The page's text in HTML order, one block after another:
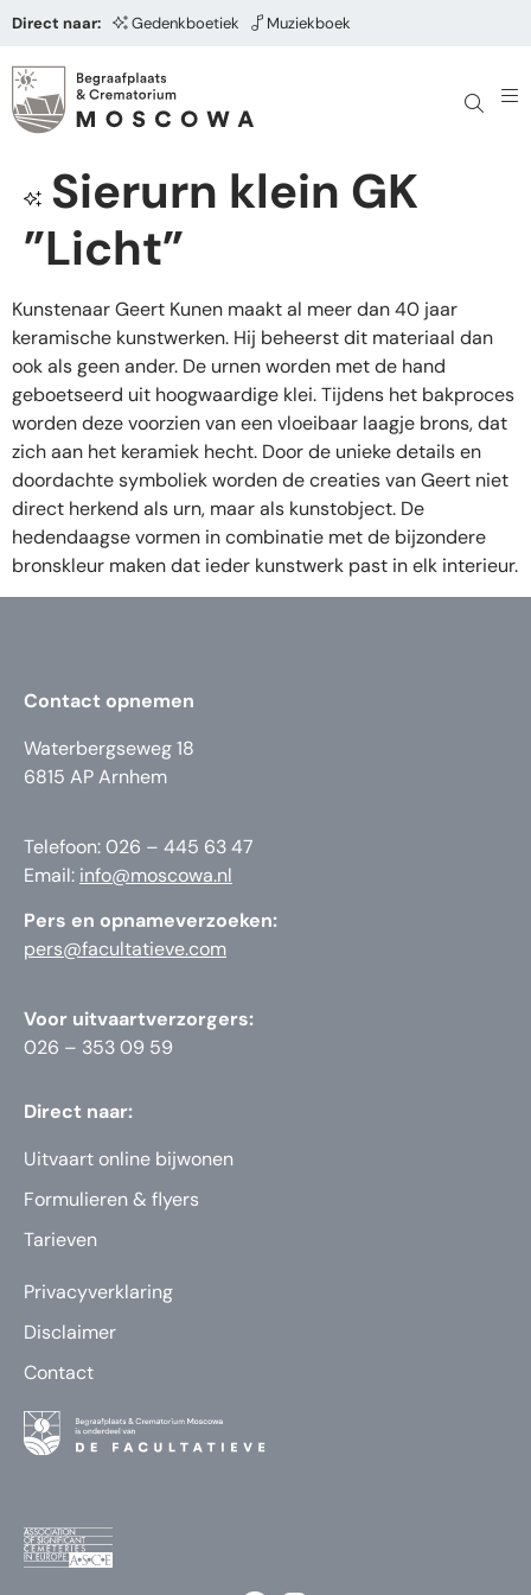
Direct naar: Gedenkboetiek Muziekboek
Sierurn klein GK
”Licht”
Kunstenaar Geert Kunen maakt al meer dan 40 jaar
keramische kunstwerken. Hij beheerst dit materiaal dan
ook als geen ander. De urnen worden met de hand
geboetseerd uit hoogwaardige klei. Tijdens het bakproces
worden deze voorzien van een vloeibaar laagje brons, dat
zich aan het keramiek hecht. Door de unieke details en
doordachte symboliek worden de creaties van Geert niet
direct herkend als urn, maar als kunstobject. De
hedendaagse vormen in combinatie met de bijzondere
bronskleur maken dat ieder kunstwerk past in elk interieur.
Contact opnemen
Waterbergseweg 18
6815 AP Arnhem
Telefoon: 026 – 445 63 47
Email: info@moscowa.nl
Pers en opnameverzoeken:
pers@facultatieve.com
Voor uitvaartverzorgers:
026 – 353 09 59
Direct naar:
Uitvaart online bijwonen
Formulieren & flyers
Tarieven
Privacyverklaring
Disclaimer
Contact